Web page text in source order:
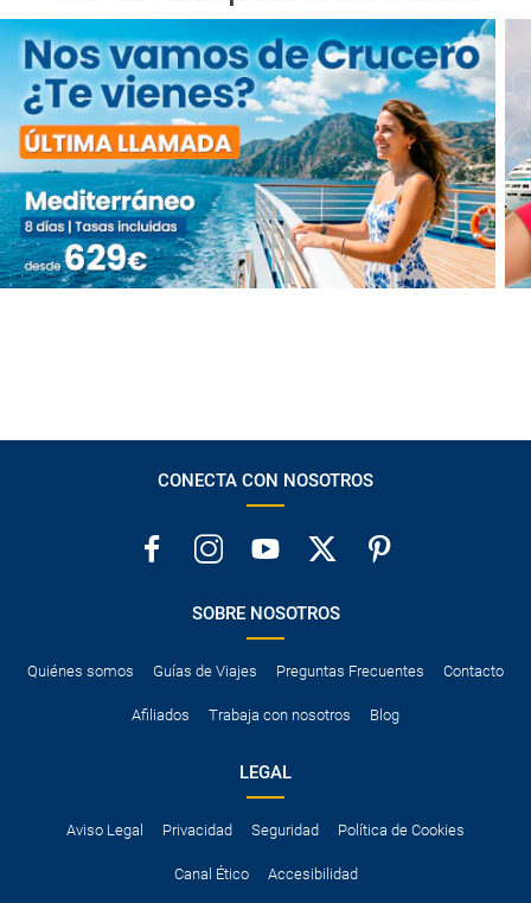
CONECTA CON NOSOTROS
SOBRE NOSOTROS
Quiénes somos Guías de Viajes Preguntas Frecuentes Contacto
Afiliados Trabaja con nosotros Blog
LEGAL
Aviso Legal Privacidad Seguridad Política de Cookies
Canal Ético Accesibilidad